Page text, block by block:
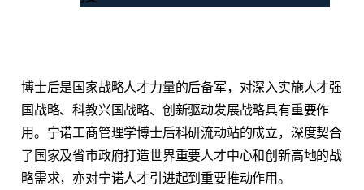
博士后是国家战略人才力量的后备军，对深入实施人才强
国战略、科教兴国战略、创新驱动发展战略具有重要作
用。宁诺工商管理学博士后科研流动站的成立，深度契合
了国家及省市政府打造世界重要人才中心和创新高地的战
略需求，亦对宁诺人才引进起到重要推动作用。